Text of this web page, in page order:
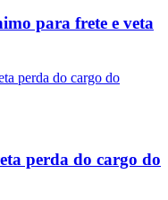
para frete e veta
perda do cargo do